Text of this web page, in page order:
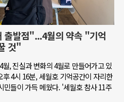
출발점"...4월의 약속 "기억
것"
, 진실과 변화의 4월로 만들어가고 있
4시 16분, 세월호 기억공간이 자리한
들이 가득 메웠다. '세월호 참사 11주